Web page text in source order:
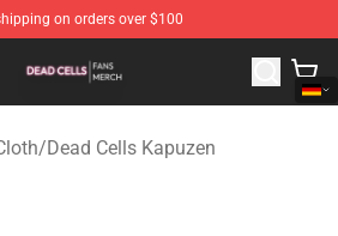
on orders over $100
Official Dead Cells Merchandise Store
/Dead Cells Kapuzen